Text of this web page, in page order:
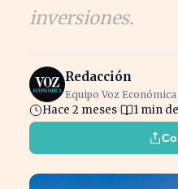
inversiones.
Redacción
Equipo Voz Económica
Hace 2 meses 1 min